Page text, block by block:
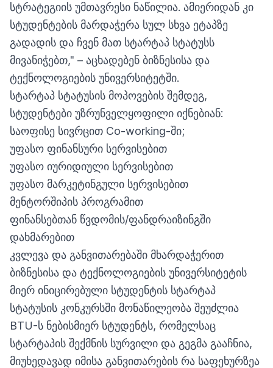
სტრატეგიის უმთავრესი ნაწილია. ამიერიდან კი
სტუდენტების მარდაჭერა სულ სხვა ეტაპზე
გადადის და ჩვენ მათ სტარტაპ სტატუსს
მივანიჭებთ," – აცხადებენ ბიზნესისა და
ტექნოლოგიების უნივერსიტეტში.
სტარტაპ სტატუსის მოპოვების შემდეგ,
სტუდენტები უზრუნველყოფილი იქნებიან:
საოფისე სივრცით Co-working-ში;
უფასო ფინანსური სერვისებით
უფასო იურიდიული სერვისებით
უფასო მარკეტინგული სერვისებით
მენტორშიპის პროგრამით
ფინანსებთან წვდომის/ფანდრაიზინგში
დახმარებით
კვლევა და განვითარებაში მხარდაჭერით
ბიზნესისა და ტექნოლოგიების უნივერსიტეტის
მიერ ინიცირებული სტუდენტის სტარტაპ
სტატუსის კონკურსში მონაწილეობა შეუძლია
BTU-ს ნებისმიერ სტუდენტს, რომელსაც
სტარტაპის შექმნის სურვილი და გეგმა გააჩნია,
მიუხედავად იმისა განვითარების რა საფეხურზეა